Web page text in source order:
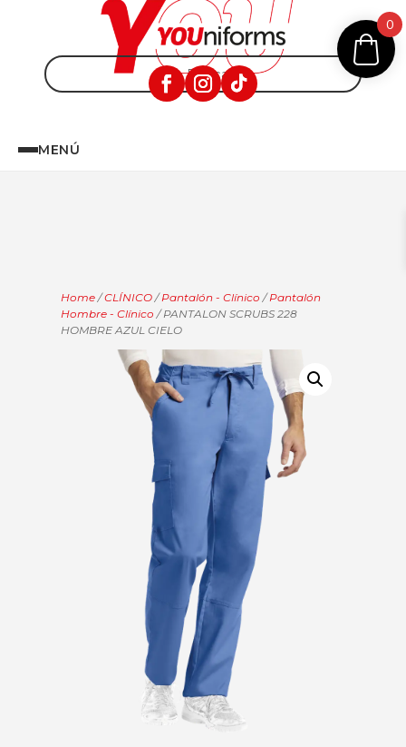
MENÚ
Home /CLÍNICO /Pantalón - Clínico /Pantalón
Hombre - Clínico / PANTALON SCRUBS 228
HOMBRE AZUL CIELO
0